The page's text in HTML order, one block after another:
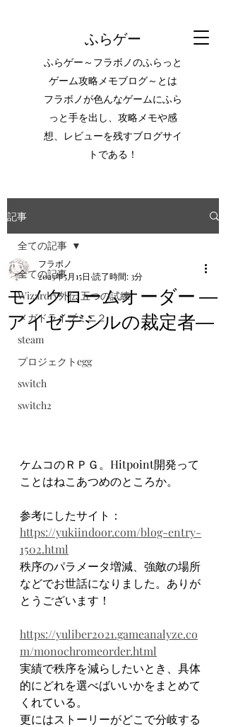
ふらゲー
ふらゲー～フラボノのふらっと
ゲーム攻略メモブログ～とは
フラボノが色んなゲームにふら
っと手を出し、攻略メモや感
想、レビューを残すブログサイ
トである！
記事
全ての記事
Wizardry外伝 五つの試練
メガドライブミニ２
steam
プロジェクトegg
switch
switch2
全ての記事
モノクロームオーダー ―
アイゼデシルの裁定者―
フラボノ
2023年5月15日 読了時間: 3分
ケムコのＲＰＧ。Hitpoint開発って
ことはねこあつめのところか。
参考にしたサイト：
https://yukiindoor.com/blog-entry-
1502.html
秩序のパラメータ増減、強敵の場所
などでお世話になりました。ありが
とうございます！
https://yuliber2021.gameanalyze.co
m/monochromeorder.html
実績で秩序を減らしたいとき、具体
的にどれを選べばいいかをまとめて
くれている。
更にはストーリーがどこで分岐する